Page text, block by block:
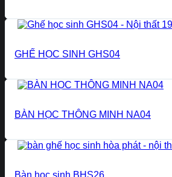
GHẾ HỌC SINH GHS04
BÀN HỌC THÔNG MINH NA04